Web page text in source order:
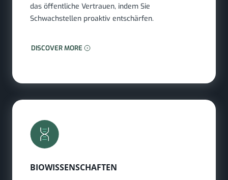
das öffentliche Vertrauen, indem Sie
Schwachstellen proaktiv entschärfen.
DISCOVER MORE MEHR ERFAHREN: REGIERUNG
BIOWISSENSCHAFTEN